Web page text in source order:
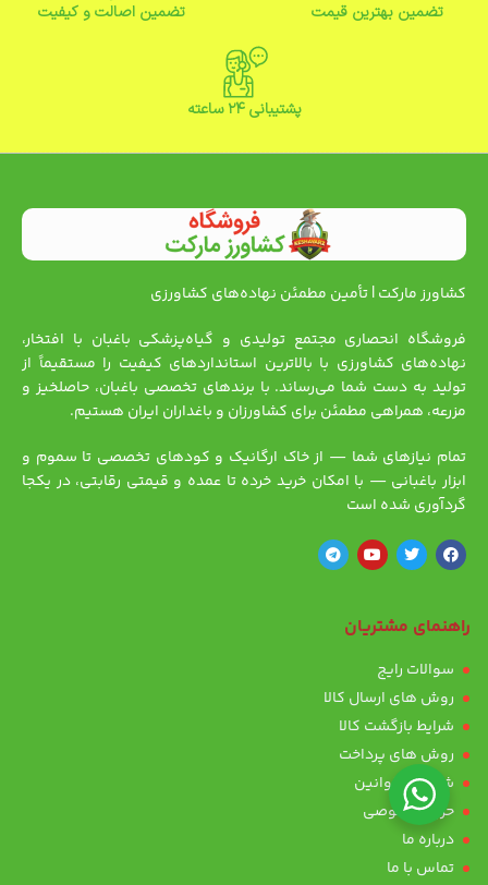
تضمین بهترین قیمت تضمین اصالت و کیفیت
پشتیبانی ۲۴ ساعته
کشاورز مارکت | تأمین مطمئن نهاده‌های کشاورزی
فروشگاه انحصاری مجتمع تولیدی و گیاه‌پزشکی باغبان با افتخار،
نهاده‌های کشاورزی با بالاترین استانداردهای کیفیت را مستقیماً از
تولید به دست شما می‌رساند. با برندهای تخصصی باغبان، حاصلخیز و
مزرعه، همراهی مطمئن برای کشاورزان و باغداران ایران هستیم.
تمام نیازهای شما — از خاک ارگانیک و کودهای تخصصی تا سموم و
ابزار باغبانی — با امکان خرید خرده تا عمده و قیمتی رقابتی، در یکجا
گردآوری شده است
راهنمای مشتریان
سوالات رایج
روش های ارسال کالا
شرایط بازگشت کالا
روش های پرداخت
شرایط و قوانین
حریم خصوصی
درباره ما
تماس با ما